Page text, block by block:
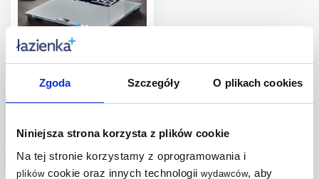
Zgoda Szczegóły O plikach cookies
Niniejsza strona korzysta z plików cookie
Na tej stronie korzystamy z oprogramowania i
plikówcookie oraz innych technologii wydawców, aby
łazienkowa 63873
Do koszyka